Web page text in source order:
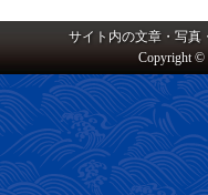
サイト内の文章・写真
Copyright ©